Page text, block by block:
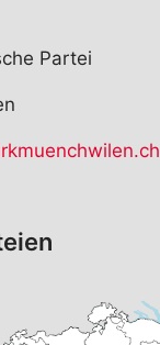
Partei